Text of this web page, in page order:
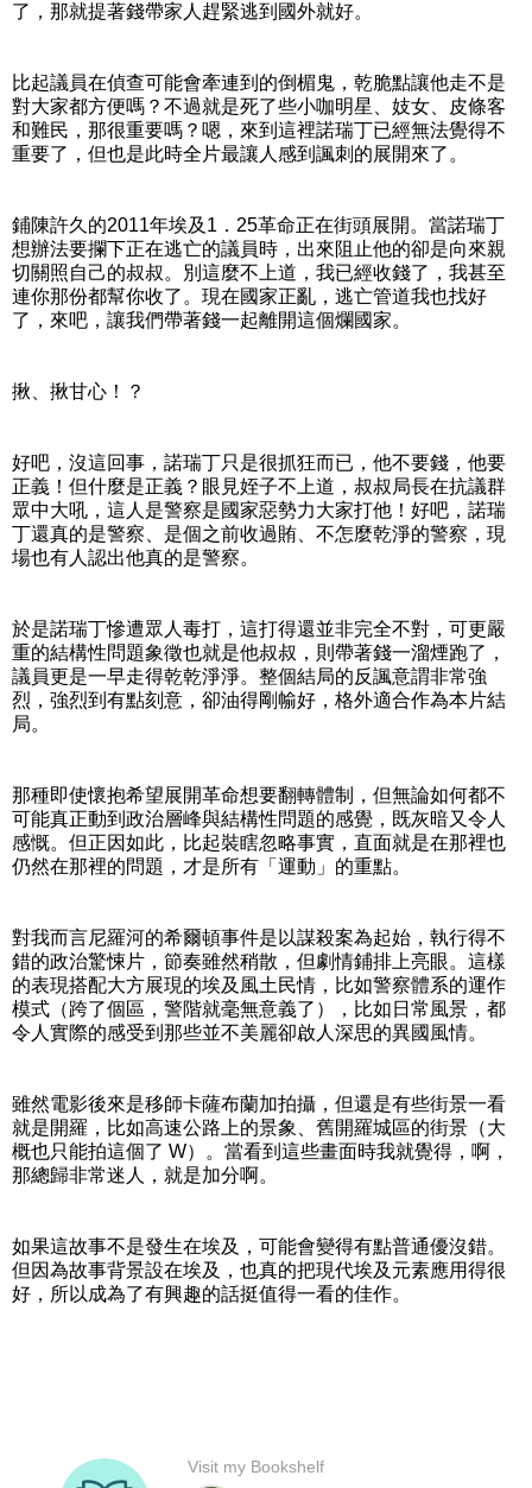
了，那就提著錢帶家人趕緊逃到國外就好。
比起議員在偵查可能會牽連到的倒楣鬼，乾脆點讓他走不是
對大家都方便嗎？不過就是死了些小咖明星、妓女、皮條客
和難民，那很重要嗎？嗯，來到這裡諾瑞丁已經無法覺得不
重要了，但也是此時全片最讓人感到諷刺的展開來了。
鋪陳許久的2011年埃及1．25革命正在街頭展開。當諾瑞丁
想辦法要攔下正在逃亡的議員時，出來阻止他的卻是向來親
切關照自己的叔叔。別這麼不上道，我已經收錢了，我甚至
連你那份都幫你收了。現在國家正亂，逃亡管道我也找好
了，來吧，讓我們帶著錢一起離開這個爛國家。
揪、揪甘心！？
好吧，沒這回事，諾瑞丁只是很抓狂而已，他不要錢，他要
正義！但什麼是正義？眼見姪子不上道，叔叔局長在抗議群
眾中大吼，這人是警察是國家惡勢力大家打他！好吧，諾瑞
丁還真的是警察、是個之前收過賄、不怎麼乾淨的警察，現
場也有人認出他真的是警察。
於是諾瑞丁慘遭眾人毒打，這打得還並非完全不對，可更嚴
重的結構性問題象徵也就是他叔叔，則帶著錢一溜煙跑了，
議員更是一早走得乾乾淨淨。整個結局的反諷意謂非常強
烈，強烈到有點刻意，卻油得剛㡏好，格外適合作為本片結
局。
那種即使懷抱希望展開革命想要翻轉體制，但無論如何都不
可能真正動到政治層峰與結構性問題的感覺，既灰暗又令人
感慨。但正因如此，比起裝瞎忽略事實，直面就是在那裡也
仍然在那裡的問題，才是所有「運動」的重點。
對我而言尼羅河的希爾頓事件是以謀殺案為起始，執行得不
錯的政治驚悚片，節奏雖然稍散，但劇情鋪排上亮眼。這樣
的表現搭配大方展現的埃及風土民情，比如警察體系的運作
模式（跨了個區，警階就毫無意義了），比如日常風景，都
令人實際的感受到那些並不美麗卻啟人深思的異國風情。
雖然電影後來是移師卡薩布蘭加拍攝，但還是有些街景一看
就是開羅，比如高速公路上的景象、舊開羅城區的街景（大
概也只能拍這個了 W）。當看到這些畫面時我就覺得，啊，
那總歸非常迷人，就是加分啊。
如果這故事不是發生在埃及，可能會變得有點普通優沒錯。
但因為故事背景設在埃及，也真的把現代埃及元素應用得很
好，所以成為了有興趣的話挺值得一看的佳作。